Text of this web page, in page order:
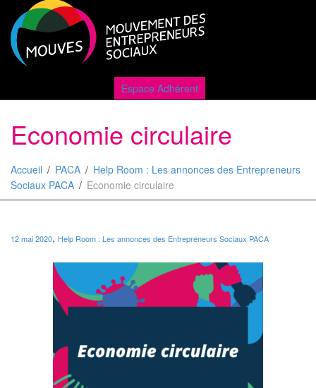
Espace Adhérent
Economie circulaire
Accueil PACA
Help Room : Les annonces des Entrepreneurs
Sociaux PACA
Economie circulaire
12 mai 2020, Help Room : Les annonces des Entrepreneurs Sociaux PACA